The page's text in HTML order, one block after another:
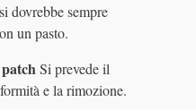
dovrebbe sempre
un pasto.
patchSi prevede il
e la rimozione.